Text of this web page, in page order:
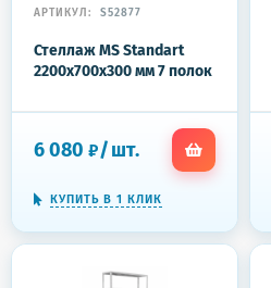
АРТИКУЛ: S52877
Стеллаж MS Standart
2200x700x300 мм 7 полок
6 080 ₽/шт.
КУПИТЬ В 1 КЛИК